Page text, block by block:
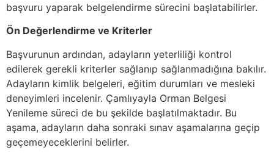
başvuru yaparak belgelendirme sürecini başlatabilirler.
Ön Değerlendirme ve Kriterler
Başvurunun ardından, adayların yeterliliği kontrol
edilerek gerekli kriterler sağlanıp sağlanmadığına bakılır.
Adayların kimlik belgeleri, eğitim durumları ve mesleki
deneyimleri incelenir. Çamlıyayla Orman Belgesi
Yenileme süreci de bu şekilde başlatılmaktadır. Bu
aşama, adayların daha sonraki sınav aşamalarına geçip
geçemeyeceklerini belirler.